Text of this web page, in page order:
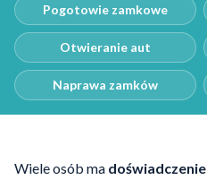
Pogotowie zamkowe
Otwieranie aut
Naprawa zamków
Wiele osób ma doświadczenie